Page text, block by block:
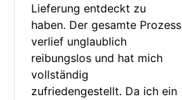
Lieferung entdeckt zu
haben. Der gesamte Prozess
verlief unglaublich
reibungslos und hat mich
vollständig
zufriedengestellt. Da ich ein